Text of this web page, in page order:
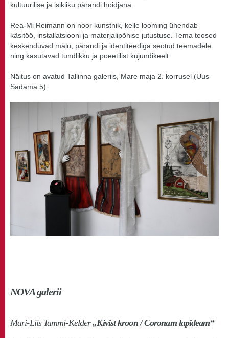
kultuurilise ja isikliku pärandi hoidjana.
Rea-Mi Reimann on noor kunstnik, kelle looming ühendab
käsitöö, installatsiooni ja materjalipõhise jutustuse. Tema teosed
keskenduvad mälu, pärandi ja identiteediga seotud teemadele
ning kasutavad tundlikku ja poeetilist kujundikeelt.
Näitus on avatud Tallinna galeriis, Mare maja 2. korrusel (Uus-
Sadama 5).
NOVA galerii
Mari-Liis Tammi-Kelder„Kivist kroon / Coronam lapideam“